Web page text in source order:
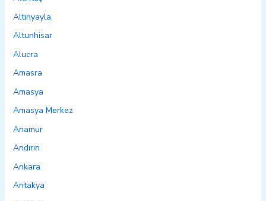
Altınyayla
Altunhisar
Alucra
Amasra
Amasya
Amasya Merkez
Anamur
Andırın
Ankara
Antakya